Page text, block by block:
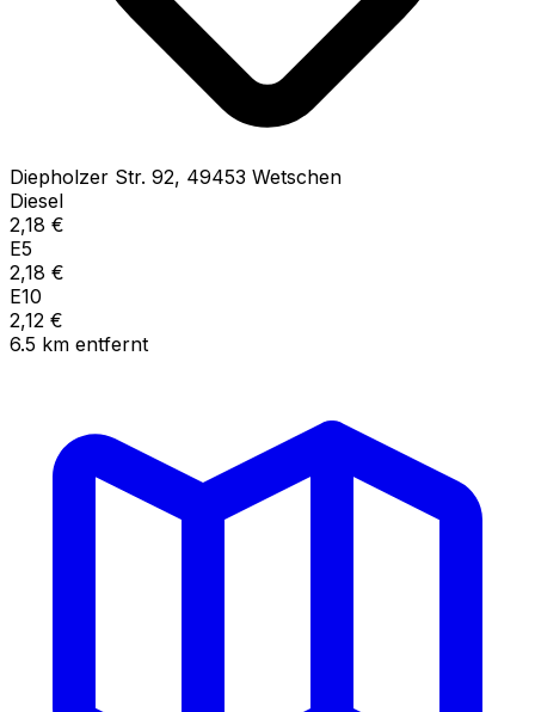
Diepholzer Str. 92, 49453 Wetschen
Diesel
2,18 €
E5
2,18 €
E10
2,12 €
6.5 km entfernt